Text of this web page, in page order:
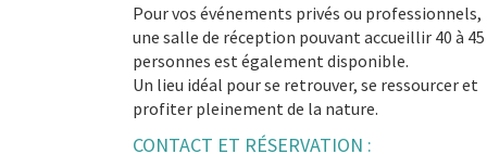
Pour vos événements privés ou professionnels,
une salle de réception pouvant accueillir 40 à 45
personnes est également disponible.
Un lieu idéal pour se retrouver, se ressourcer et
profiter pleinement de la nature.
CONTACT ET RÉSERVATION :